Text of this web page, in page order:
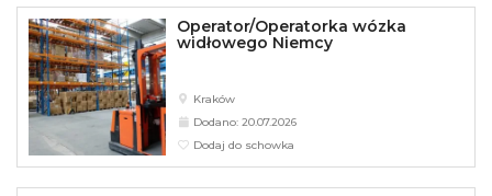
Operator/Operatorka wózka
widłowego Niemcy
Kraków
Dodano: 20.07.2026
Dodaj do schowka